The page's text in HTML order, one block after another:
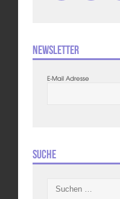
Newsletter
E-Mail Adresse
Suche
nach: